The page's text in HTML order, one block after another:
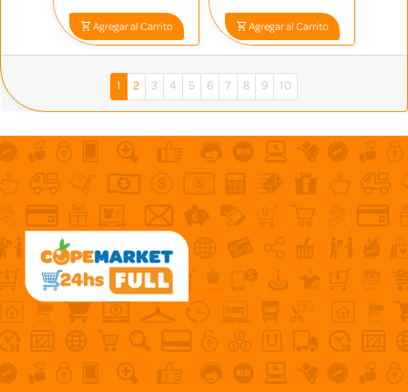
Agregar al Carrito Agregar al Carrito
1 2 3 4 5 6 7 8 9 10